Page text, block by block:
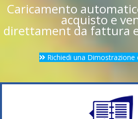
Caricamento
acquisto e
direttament da fattura
Richiedi una Dimostrazione